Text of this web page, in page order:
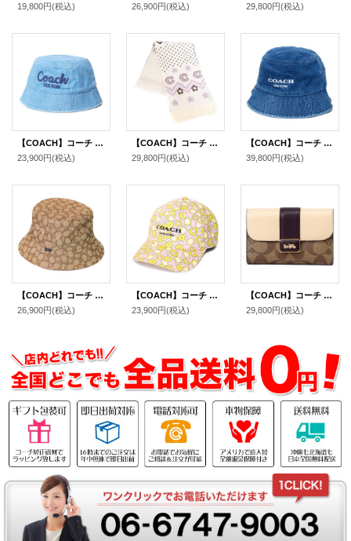
19,800円(税込)
26,900円(税込)
29,800円(税込)
【COACH】コーチ バケハ 帽子 デニム コットン スクリプト エンブロイダード ロゴ バケットハット バケハ サファリハット インディゴ M/L〔日本未発売〕
23,900円(税込)
【COACH】コーチ マフラー ニット ロゴ フェア アイル プリント マフラー チャークマルチ（日本未発売）
29,800円(税込)
【COACH】コーチ デニム コットン シグネチャー ロゴ バケットハット バケハ サファリハット 帽子 デニム M/L 〔日本未発売〕
39,800円(税込)
【COACH】コーチ ジャガード ポリエステル シグネチャー バケット ハット バケハ サファリハット 帽子 カーキ〔日本未発売〕
26,900円(税込)
【COACH】コーチ キャップ コットン シグネチャー 花柄 フラワー フローラル ロゴ ベースボール 帽子 ライム〔日本未発売〕
23,900円(税込)
【COACH】コーチ コーティングキャンバス レザー シグネチャー グレース ミディアム ウォレット フラップ 二つ折り財布 ライトカーキチャークマルチ（日本未発売）
29,800円(税込)